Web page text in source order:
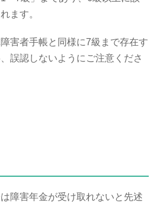
ます。
害者手帳と同様に7級まで存在す
誤認しないようにご注意くださ
障害年金が受け取れないと先述